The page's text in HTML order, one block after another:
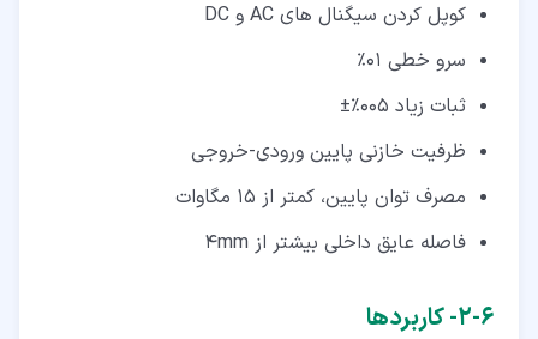
کوپل کردن سیگنال های AC و DC
سرو خطی 01%
ثبات زیاد 005%±
ظرفیت خازنی پایین ورودی-خروجی
مصرف توان پایین، کمتر از 15 مگاوات
فاصله عایق داخلی بیشتر از 4mm
۶‏-‏۲‏- کاربردها